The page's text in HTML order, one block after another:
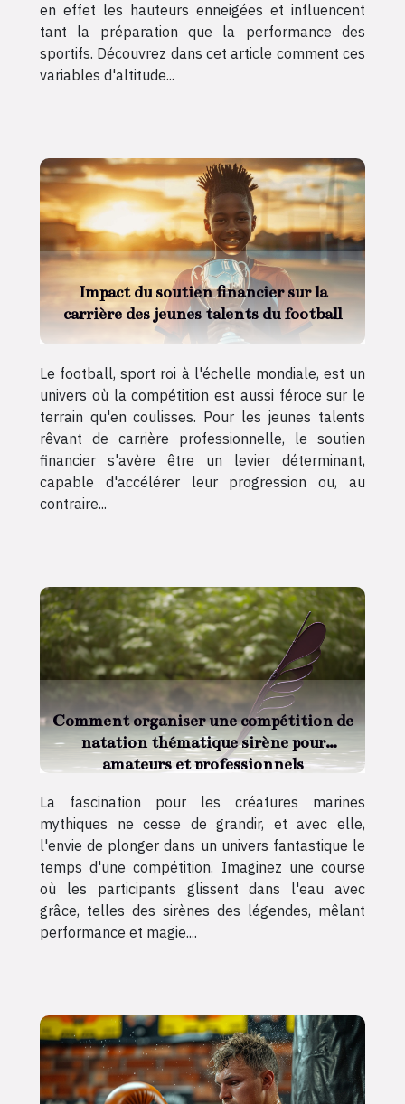
en effet les hauteurs enneigées et influencent
tant la préparation que la performance des
sportifs. Découvrez dans cet article comment ces
variables d'altitude...
Impact du soutien financier sur la
carrière des jeunes talents du football
Le football, sport roi à l'échelle mondiale, est un
univers où la compétition est aussi féroce sur le
terrain qu'en coulisses. Pour les jeunes talents
rêvant de carrière professionnelle, le soutien
financier s'avère être un levier déterminant,
capable d'accélérer leur progression ou, au
contraire...
Comment organiser une compétition de
natation thématique sirène pour
amateurs et professionnels
La fascination pour les créatures marines
mythiques ne cesse de grandir, et avec elle,
l'envie de plonger dans un univers fantastique le
temps d'une compétition. Imaginez une course
où les participants glissent dans l'eau avec
grâce, telles des sirènes des légendes, mêlant
performance et magie....